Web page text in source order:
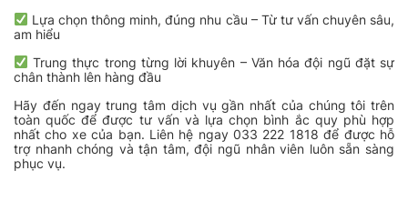
Lựa chọn thông minh, đúng nhu cầu – Từ tư vấn chuyên sâu,
am hiểu
Trung thực trong từng lời khuyên – Văn hóa đội ngũ đặt sự
chân thành lên hàng đầu
Hãy đến ngay trung tâm dịch vụ gần nhất của chúng tôi trên
toàn quốc để được tư vấn và lựa chọn bình ắc quy phù hợp
nhất cho xe của bạn. Liên hệ ngay 033 222 1818 để được hỗ
trợ nhanh chóng và tận tâm, đội ngũ nhân viên luôn sẵn sàng
phục vụ.